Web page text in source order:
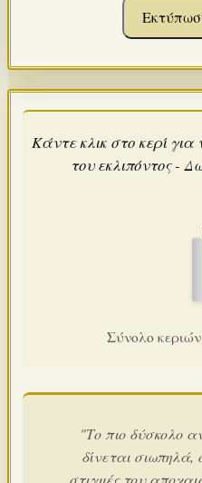
Κάντε κλικ στο κερί
του εκλιπόντος -
Σύνολο
"Το πιο δύσκολο
δίνεται σιωπηλά,
στιγμές του